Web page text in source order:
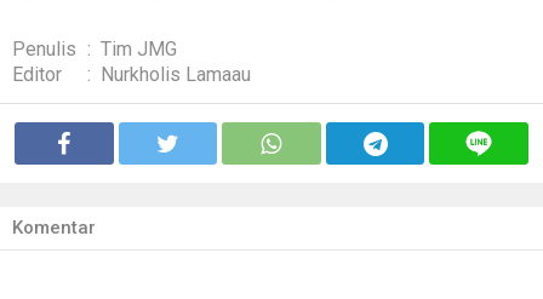
Penulis : Tim JMG
Editor
: Nurkholis Lamaau
Komentar